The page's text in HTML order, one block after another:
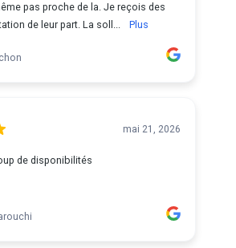
pas proche de la. Je reçois des
de leur part. La soll...
Plus
mai 21, 2026
de disponibilités